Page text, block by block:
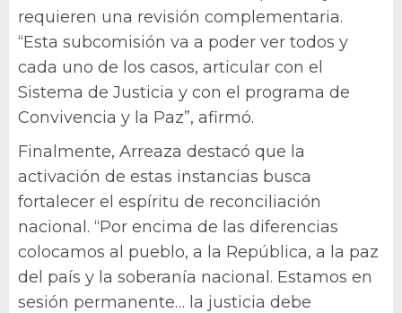
requieren una revisión complementaria.
“Esta subcomisión va a poder ver todos y
cada uno de los casos, articular con el
Sistema de Justicia y con el programa de
Convivencia y la Paz”, afirmó.
Finalmente, Arreaza destacó que la
activación de estas instancias busca
fortalecer el espíritu de reconciliación
nacional. “Por encima de las diferencias
colocamos al pueblo, a la República, a la paz
del país y la soberanía nacional. Estamos en
sesión permanente… la justicia debe